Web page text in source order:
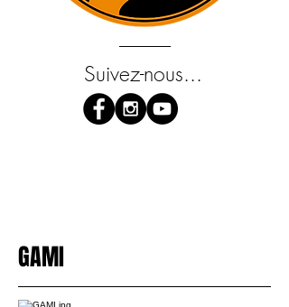
Suivez-nous...
GAMI